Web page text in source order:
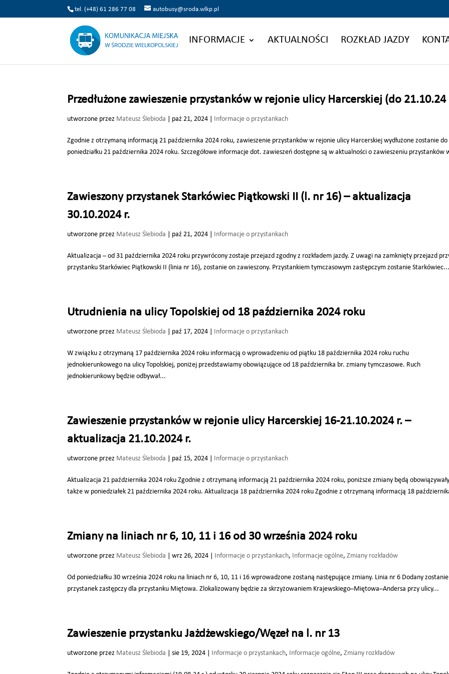
tel. (+48) 61 286 77 08 autobusy@sroda.wlkp.pl
INFORMACJE AKTUALNOŚCI ROZKŁAD JAZDY
Przedłużone zawieszenie przystanków w rejonie ulicy Harcerskiej (do 21.10.24
utworzone przez Mateusz Ślebioda paź 21, 2024 Informacje o przystankach
Zgodnie z otrzymaną informacją 21 października 2024 roku, zawieszenie przystanków w rejonie ulicy Harcerskiej wydłużone zostanie do
poniedziałku 21 października 2024 roku. Szczegółowe informacje dot. zawieszeń dostępne są w aktualności o zawieszeniu przystanków
Zawieszony przystanek Starkówiec Piątkowski II (l. nr 16) – aktualizacja
30.10.2024 r.
utworzone przez Mateusz Ślebioda paź 21, 2024 Informacje o przystankach
Aktualizacja – od 31 października 2024 roku przywrócony zostaje przejazd zgodny z rozkładem jazdy. Z uwagi na zamknięty przejazd
przystanku Starkówiec Piątkowski II (linia nr 16), zostanie on zawieszony. Przystankiem tymczasowym zastępczym zostanie
Utrudnienia na ulicy Topolskiej od 18 października 2024 roku
utworzone przez Mateusz Ślebioda paź 17, 2024 Informacje o przystankach
W związku z otrzymaną 17 października 2024 roku informacją o wprowadzeniu od piątku 18 października 2024 roku ruchu
jednokierunkowego na ulicy Topolskiej, poniżej przedstawiamy obowiązujące od 18 października br. zmiany tymczasowe. Ruch
jednokierunkowy będzie odbywał...
Zawieszenie przystanków w rejonie ulicy Harcerskiej 16-21.10.2024 r. –
aktualizacja 21.10.2024 r.
utworzone przez Mateusz Ślebioda paź 15, 2024 Informacje o przystankach
Aktualizacja 21 października 2024 roku Zgodnie z otrzymaną informacją 21 października 2024 roku, poniższe zmiany będą
także w poniedziałek 21 października 2024 roku. Aktualizacja 18 października 2024 roku Zgodnie z otrzymaną informacją 18
Zmiany na liniach nr 6, 10, 11 i 16 od 30 września 2024 roku
utworzone przez Mateusz Ślebioda |wrz 26, 2024 Informacje o przystankach, Informacje ogólne,Zmiany rozkładów
Od poniedziałku 30 września 2024 roku na liniach nr 6, 10, 11 i 16 wprowadzone zostaną następujące zmiany. Linia nr 6 Dodany zostanie
przystanek zastępczy dla przystanku Miętowa. Zlokalizowany będzie za skrzyżowaniem Krajewskiego–Miętowa–Andersa przy ulicy...
Zawieszenie przystanku Jażdżewskiego/Węzeł na l. nr 13
utworzone przez Mateusz Ślebioda |sie 19, 2024 Informacje o przystankach, Informacje ogólne,Zmiany rozkładów